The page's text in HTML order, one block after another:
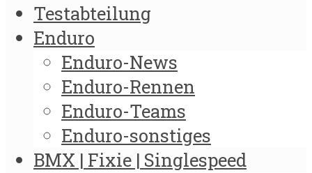
Testabteilung
Enduro
Enduro-News
Enduro-Rennen
Enduro-Teams
Enduro-sonstiges
BMX | Fixie | Singlespeed